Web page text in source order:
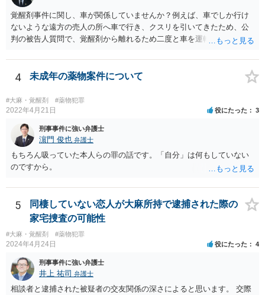
覚醒剤事件に関し、車が関係していませんか？例えば、車でしか行け
ないような遠方の売人の所へ車で行き、クスリを引いてきたため、公
判の被告人質問で、覚醒剤から離れるため二度と車を運転をしない、
連性があるかどうかです。 もし、まったく関連性がなく、あなたが言
うように悪質な道路交通法違反もせず、単純に過失運転致傷を起こし
ただけなら、通常は、異種犯罪の執行猶予を取り消されることはあり
ません。もちろん、初犯の人でも一発で公判請求されるような重大事
故（例えば、複数人が亡くなるとか、無車検・無保険で後遺障害を生
じた被害者への賠償が全くできないとか。）などでなければ、交通事
故についてしっかり反省し、相手方への賠償責任を果たすことができ
れば、異種前科で執行猶予中であっても、罰金刑で済み、執行猶予を
取り消されない可能性が高いです。 通勤で車を使われていたり、趣味
が車の運転なのですね。 一番大事なことは、あなたが二度と覚醒剤に
と思います。 人生は、その気があれば、十分やり直せます。頑張って
ください。
4 未成年の薬物案件について
#大麻・覚醒剤 #薬物犯罪
2022年4月21日 役にたった 3
刑事事件に強い弁護士
濵門 俊也 弁護士
もちろん吸っていた本人らの罪の話です。「自分」は何もしていない
のですから。
5
同棲していない恋人が大麻所持で逮捕された際の
家宅捜査の可能性
#大麻・覚醒剤 #薬物犯罪
2024年4月24日 役にたった 4
刑事事件に強い弁護士
井上 祐司 弁護士
相談者と逮捕された被疑者の交友関係の深さによると思います。 交際